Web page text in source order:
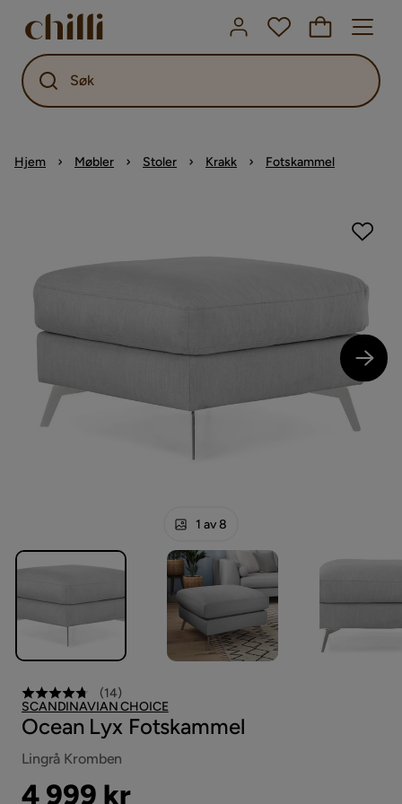
Søk
Hjem Møbler Stoler Krakk Fotskammel
1 av 8
(14)
SCANDINAVIAN CHOICE
Ocean Lyx Fotskammel
Lingrå Kromben
Pris
4 999 kr